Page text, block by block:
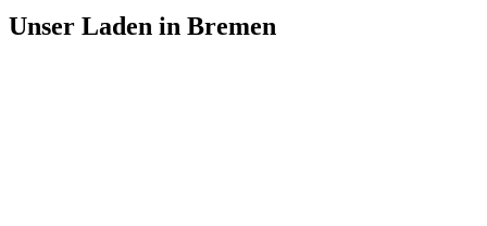
Unser Laden in Bremen